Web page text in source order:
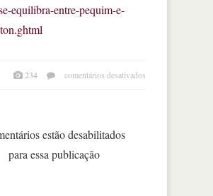
equilibra-entre-pequim-e-
234 comentários desativados
estão desabilitados
para essa publicação